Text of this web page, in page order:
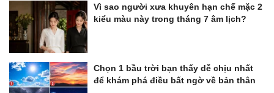
Vì sao người xưa khuyên hạn chế mặc 2
kiểu màu này trong tháng 7 âm lịch?
Chọn 1 bầu trời bạn thấy dễ chịu nhất
để khám phá điều bất ngờ về bản thân